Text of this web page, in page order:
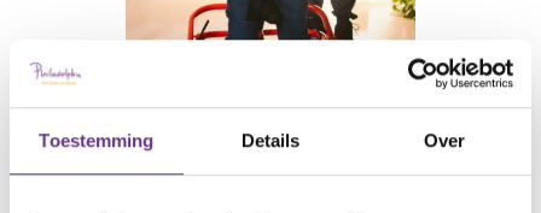
Toestemming Details Over